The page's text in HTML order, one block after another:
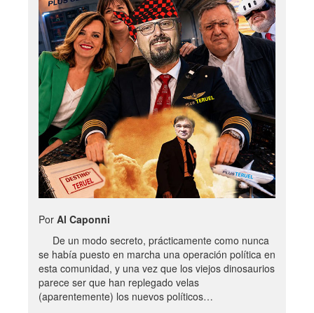
Por Al Caponni
De un modo secreto, prácticamente como nunca
se había puesto en marcha una operación política en
esta comunidad, y una vez que los viejos dinosaurios
parece ser que han replegado velas
(aparentemente) los nuevos políticos…